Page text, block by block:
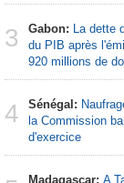
3 Gabon: La dette
du PIB après
920 millions de
4 Sénégal:
la Commission
d'exercice
Madagascar: A